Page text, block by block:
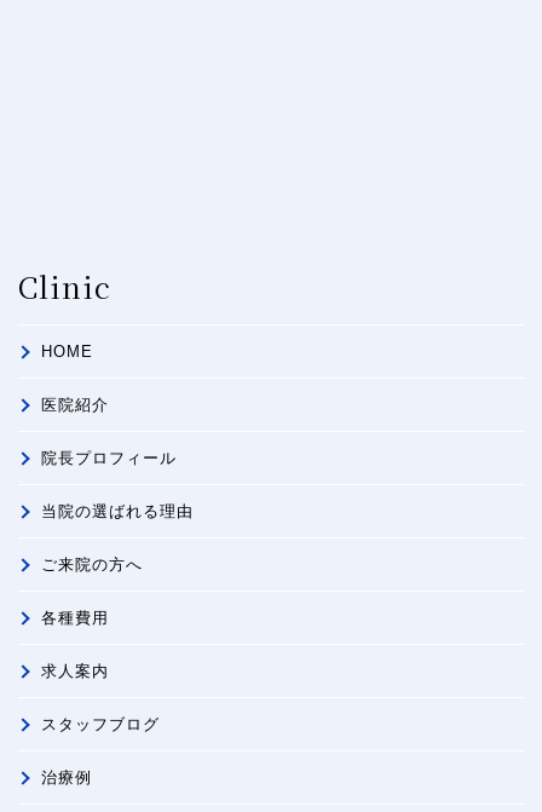
Clinic
HOME
医院紹介
院長プロフィール
当院の選ばれる理由
ご来院の方へ
各種費用
求人案内
スタッフブログ
治療例